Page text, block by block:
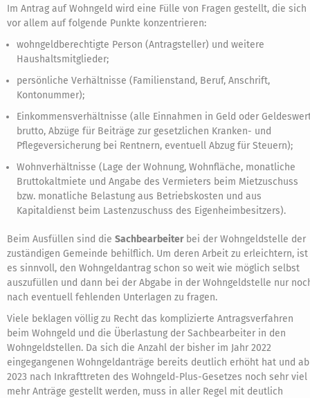
Im Antrag auf Wohngeld wird eine Fülle von Fragen gestellt, die sich
vor allem auf folgende Punkte konzentrieren:
wohngeldberechtigte Person (Antragsteller) und weitere
Haushaltsmitglieder;
persönliche Verhältnisse (Familienstand, Beruf, Anschrift,
Kontonummer);
Einkommensverhältnisse (alle Einnahmen in Geld oder
brutto, Abzüge für Beiträge zur gesetzlichen Kranken- und
Pflegeversicherung bei Rentnern, eventuell Abzug für Steuern);
Wohnverhältnisse (Lage der Wohnung, Wohnfläche, monatliche
Bruttokaltmiete und Angabe des Vermieters beim Mietzuschuss
bzw. monatliche Belastung aus Betriebskosten und aus
Kapitaldienst beim Lastenzuschuss des Eigenheimbesitzers).
Beim Ausfüllen sind die Sachbearbeiter bei der Wohngeldstelle der
zuständigen Gemeinde behilflich. Um deren Arbeit zu erleichtern, ist
es sinnvoll, den Wohngeldantrag schon so weit wie möglich selbst
auszufüllen und dann bei der Abgabe in der Wohngeldstelle nur
nach eventuell fehlenden Unterlagen zu fragen.
Viele beklagen völlig zu Recht das komplizierte Antragsverfahren
beim Wohngeld und die Überlastung der Sachbearbeiter in den
Wohngeldstellen. Da sich die Anzahl der bisher im Jahr 2022
eingegangenen Wohngeldanträge bereits deutlich erhöht hat und ab
2023 nach Inkrafttreten des Wohngeld-Plus-Gesetzes noch sehr viel
mehr Anträge gestellt werden, muss in aller Regel mit deutlich